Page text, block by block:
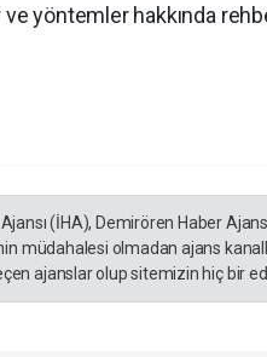
yöntemler hakkında
(İHA), Demirören Haber
müdahalesi olmadan ajans
ajanslar olup sitemizin hiç bir